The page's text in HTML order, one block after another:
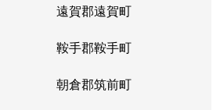
遠賀郡遠賀町
鞍手郡鞍手町
朝倉郡筑前町